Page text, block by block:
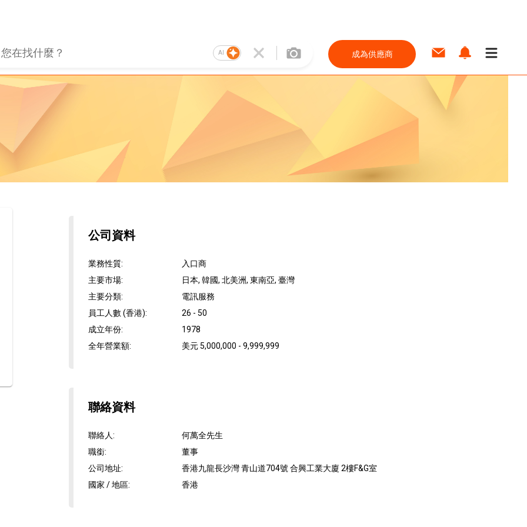
AI 成為供應商
公司資料
業務性質:
入口商
主要市場:
日本, 韓國, 北美洲, 東南亞, 臺灣
主要分類:
電訊服務
員工人數 (香港):
26 - 50
成立年份:
1978
全年營業額: 美元 5,000,000 - 9,999,999
聯絡資料
聯絡人:
何萬全先生
職銜:
董事
公司地址:
香港九龍長沙灣 青山道704號 合興工業大廈 2樓F&G室
國家 / 地區: 香港